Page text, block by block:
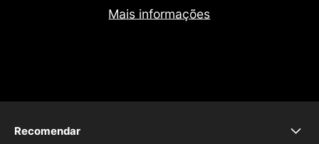
Mais informações
Recomendar